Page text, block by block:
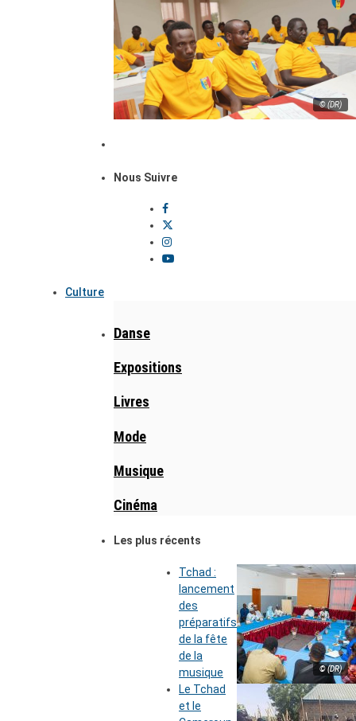
© (DR)
Nous Suivre
Culture
Danse
Expositions
Livres
Mode
Musique
Cinéma
Les plus récents
© (DR)
Tchad :
lancement
des
préparatifs
de la fête
de la
musique
Le Tchad
et le